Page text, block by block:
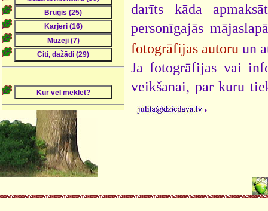
darīts kāda
personīgajās
fotogrāfijas autoru un
Ja fotogrāfijas vai
veikšanai, par kuru
.